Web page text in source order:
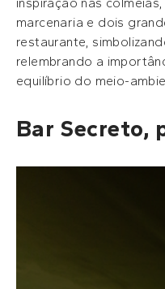
marcenaria e dois
restaurante,
relembrando a
equilíbrio do meio-
Bar Secreto,